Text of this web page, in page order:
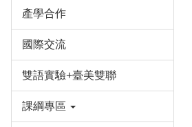
產學合作
國際交流
雙語實驗+臺美雙聯
課綱專區